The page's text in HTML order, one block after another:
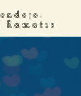
Ramatis